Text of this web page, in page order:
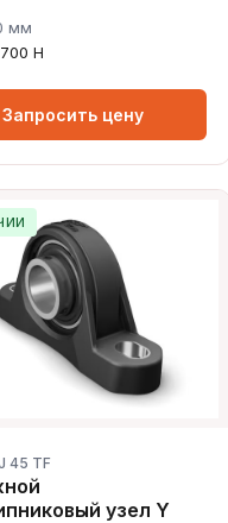
мм
Н
Запросить цену
45 TF
узел Y